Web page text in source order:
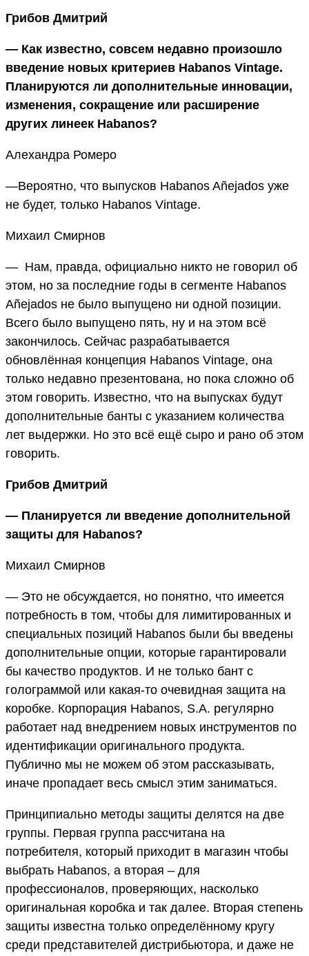
Грибов Дмитрий
— Как известно, совсем недавно произошло
введение новых критериев Habanos Vintage.
Планируются ли дополнительные инновации,
изменения, сокращение или расширение
других линеек Habanos?
Алехандра Ромеро
—Вероятно, что выпусков Habanos Añejados уже
не будет, только Habanos Vintage.
Михаил Смирнов
— Нам, правда, официально никто не говорил об
этом, но за последние годы в сегменте Habanos
Añejados не было выпущено ни одной позиции.
Всего было выпущено пять, ну и на этом всё
закончилось. Сейчас разрабатывается
обновлённая концепция Habanos Vintage, она
только недавно презентована, но пока сложно об
этом говорить. Известно, что на выпусках будут
дополнительные банты с указанием количества
лет выдержки. Но это всё ещё сыро и рано об этом
говорить.
Грибов Дмитрий
— Планируется ли введение дополнительной
защиты для Habanos?
Михаил Смирнов
— Это не обсуждается, но понятно, что имеется
потребность в том, чтобы для лимитированных и
специальных позиций Habanos были бы введены
дополнительные опции, которые гарантировали
бы качество продуктов. И не только бант с
голограммой или какая-то очевидная защита на
коробке. Корпорация Habanos, S.A. регулярно
работает над внедрением новых инструментов по
идентификации оригинального продукта.
Публично мы не можем об этом рассказывать,
иначе пропадает весь смысл этим заниматься.
Принципиально методы защиты делятся на две
группы. Первая группа рассчитана на
потребителя, который приходит в магазин чтобы
выбрать Habanos, а вторая – для
профессионалов, проверяющих, насколько
оригинальная коробка и так далее. Вторая степень
защиты известна только определённому кругу
среди представителей дистрибьютора, и даже не